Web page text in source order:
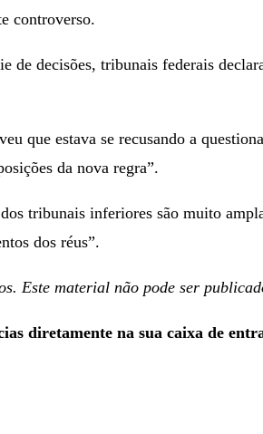
controverso.
decisões, tribunais federais
que estava se recusando a
da nova regra”.
tribunais inferiores são muito
dos réus”.
Este material não pode ser
diretamente na sua caixa de